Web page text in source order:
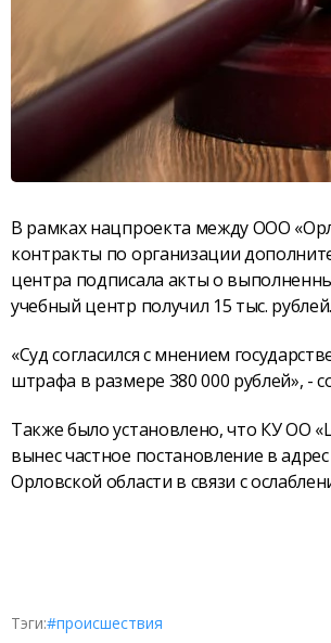
В рамках нацпроекта между ООО
контракты по организации
центра подписала акты о
учебный центр получил 15 тыс. рублей.
«Суд согласился с мнением
штрафа в размере 380 000 рублей», -
Также было установлено, что КУ ОО
вынес частное постановление в
Орловской области в связи с
Тэги:#происшествия